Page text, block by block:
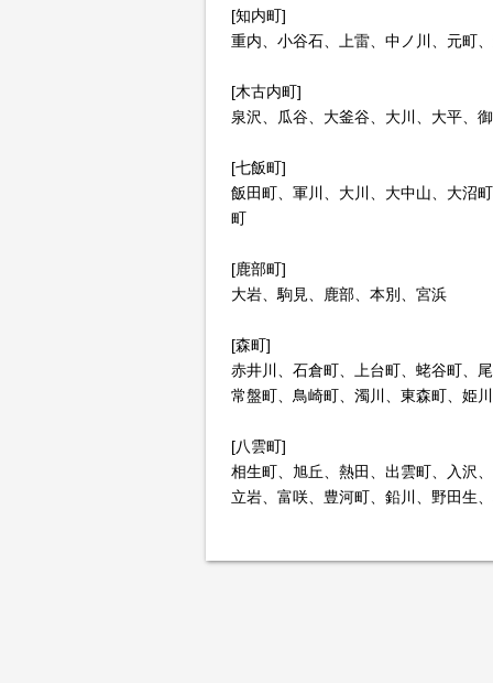
[知内町]
重内、小谷石、上雷、中ノ川、元町
[木古内町]
泉沢、瓜谷、大釜谷、大川、大平、
[七飯町]
飯田町、軍川、大川、大中山、大沼
町
[鹿部町]
大岩、駒見、鹿部、本別、宮浜
[森町]
赤井川、石倉町、上台町、蛯谷町、
常盤町、鳥崎町、濁川、東森町、姫
[八雲町]
相生町、旭丘、熱田、出雲町、入沢
立岩、富咲、豊河町、鉛川、野田生